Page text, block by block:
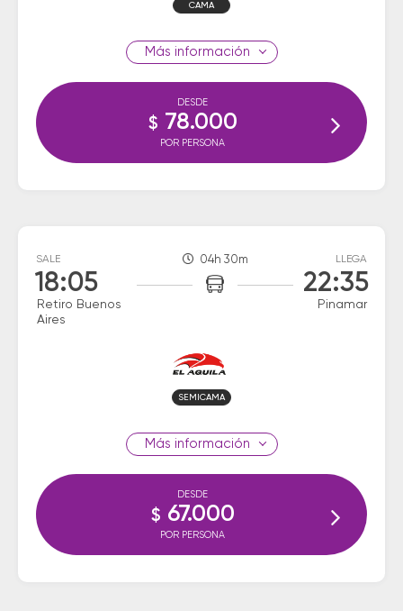
CAMA
información
DESDE
$ 78.000
POR PERSONA
SALE
18:05
Retiro Buenos
Aires
04h 30m LLEGA
22:35
Pinamar
SEMICAMA
información
DESDE
$ 67.000
POR PERSONA